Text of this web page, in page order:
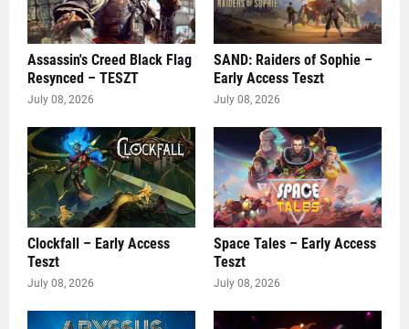
Assassin's Creed Black Flag
Resynced – TESZT
July 08, 2026
SAND: Raiders of Sophie –
Early Access Teszt
July 08, 2026
Clockfall – Early Access
Teszt
July 08, 2026
Space Tales – Early Access
Teszt
July 08, 2026